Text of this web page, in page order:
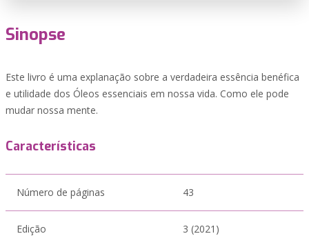
Sinopse
Este livro é uma explanação sobre a verdadeira essência benéfica
e utilidade dos Óleos essenciais em nossa vida. Como ele pode
mudar nossa mente.
Características
Número de páginas 43
Edição 3 (2021)